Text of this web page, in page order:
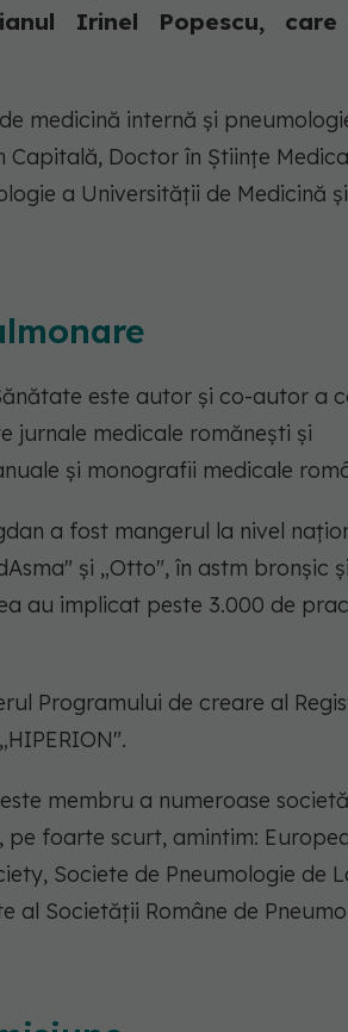
Irinel Popescu,
medicină internă și
Doctor în Științe
a Universității de Medicină și
este autor și co-autor a
jurnale medicale romănești și
și monografii medicale
a fost mangerul la nivel
și „Otto", în astm bronșic
au implicat peste 3.000 de
Programului de creare al
membru a numeroase
pe foarte scurt, amintim:
Societe de Pneumologie de
al Societății Române de